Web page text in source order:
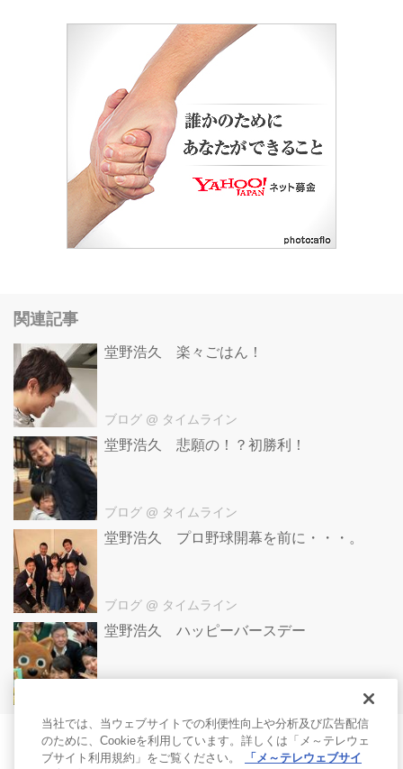
関連記事
堂野浩久 楽々ごはん！
ブログ @ タイムライン
堂野浩久 悲願の！？初勝利！
ブログ @ タイムライン
堂野浩久 プロ野球開幕を前に・・・。
ブログ @ タイムライン
堂野浩久 ハッピーバースデー
当社では、当ウェブサイトでの利便性向上や分析及び広告配信
のために、Cookieを利用しています。詳しくは「メ～テレウェ
ブサイト利用規約」をご覧ください。
「メ～テレウェブサイ